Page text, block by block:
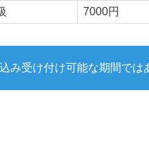
7000円
み受け付け可能な期間では